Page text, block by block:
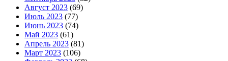
Август 2023 (69)
Июль 2023 (77)
Июнь 2023 (74)
Май 2023 (61)
Апрель 2023 (81)
Март 2023 (106)